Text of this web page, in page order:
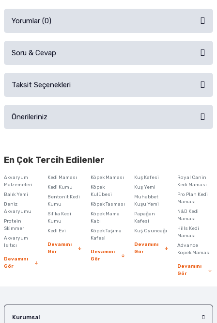
Yorumlar (0)
Ürünü Satın Al ve Yorumla
Soru & Cevap
Taksit Seçenekleri
Önerileriniz
iletebilirsiniz.
Ürün resmi kalitesiz, bozuk veya görüntülenemiyor.
Ürün açıklamasında eksik bilgiler bulunuyor.
Ürün bilgilerinde hatalar bulunuyor.
Ürün fiyatı diğer sitelerden daha pahalı.
Bu ürüne benzer farklı alternatifler olmalı.
En Çok Tercih Edilenler
Akvaryum
Malzemeleri
Balık Yemi
Deniz
Akvaryumu
Protein
Skimmer
Akvaryum
Isıtıcı
Devamını
Gör
Kedi Maması
Kedi Kumu
Bentonit Kedi
Kumu
Silika Kedi
Kumu
Kedi Evi
Devamını
Gör
Köpek Maması
Köpek
Kulübesi
Köpek Tasması
Köpek Mama
Kabı
Köpek Taşıma
Kafesi
Devamını
Gör
Kuş Kafesi
Kuş Yemi
Muhabbet
Kuşu Yemi
Papağan
Kafesi
Kuş Oyuncağı
Devamını
Gör
Royal Canin
Kedi Maması
Pro Plan Kedi
Maması
N&D Kedi
Maması
Hills Kedi
Maması
Advance
Köpek Maması
Devamını
Gör
Kurumsal